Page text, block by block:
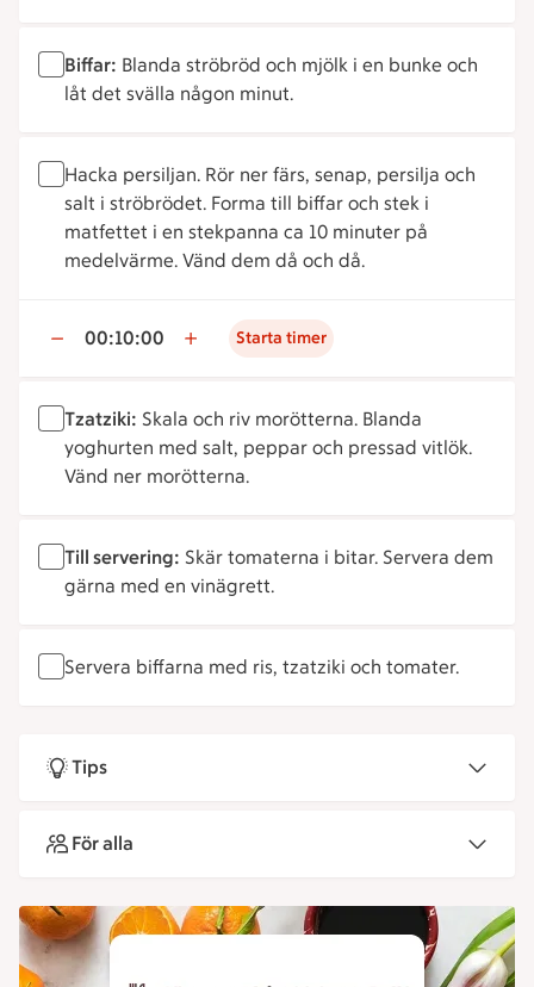
Biffar: Blanda ströbröd och mjölk i en bunke och
låt det svälla någon minut.
Hacka persiljan. Rör ner färs, senap, persilja och
salt i ströbrödet. Forma till biffar och stek i
matfettet i en stekpanna ca 10 minuter på
medelvärme. Vänd dem då och då.
00:10:00 Starta timer
Tzatziki: Skala och riv morötterna. Blanda
yoghurten med salt, peppar och pressad vitlök.
Vänd ner morötterna.
Till servering: Skär tomaterna i bitar. Servera dem
gärna med en vinägrett.
Servera biffarna med ris, tzatziki och tomater.
Tips
För alla